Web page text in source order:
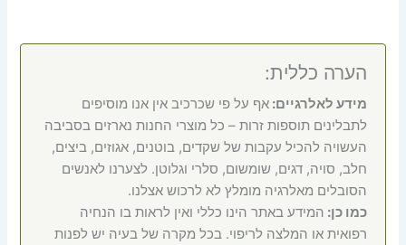
הערה כללית:
מידע לאלרגיים:אף על פי שכרכיב אין אנו מוסיפים
לתבלינים תוספות זרות – כל מוצרי החנות נארזים בסביבה
העשויה להכיל עקבות של שקדים, בוטנים, אגוזים, ביצים,
חלב, סויה, דגים, שומשום, סלרי וגלוטן. לצערנו לאנשים
הסובלים מאלרגיה מומלץ לא לרכוש אצלנו.
כמו כן: המידע באתר הינו כללי ואין לראות בו הנחיה
רפואית או המלצה לריפוי. בכל מקרה של בעיה יש לפנות